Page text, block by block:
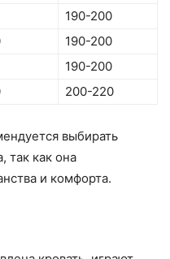
190-200
190-200
190-200
200-220
выбирать
так как она
и комфорта.